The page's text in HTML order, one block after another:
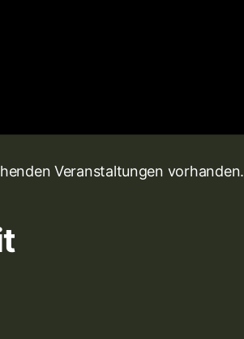
Veranstaltungen vorhanden.